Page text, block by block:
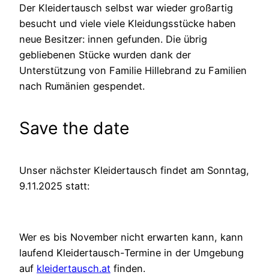
Der Kleidertausch selbst war wieder großartig
besucht und viele viele Kleidungsstücke haben
neue Besitzer: innen gefunden. Die übrig
gebliebenen Stücke wurden dank der
Unterstützung von Familie Hillebrand zu Familien
nach Rumänien gespendet.
Save the date
Unser nächster Kleidertausch findet am Sonntag,
9.11.2025 statt:
Wer es bis November nicht erwarten kann, kann
laufend Kleidertausch-Termine in der Umgebung
auf kleidertausch.at finden.